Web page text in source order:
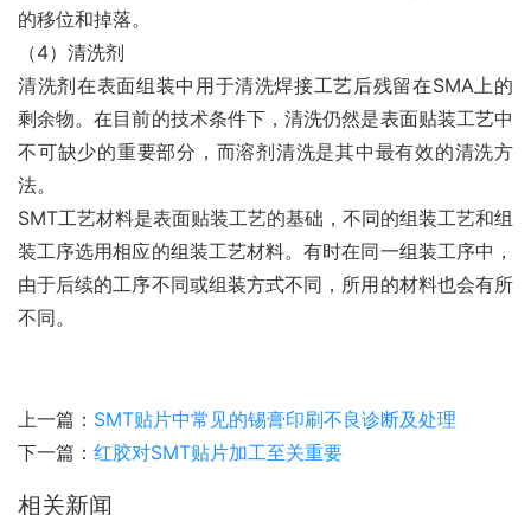
的移位和掉落。
（4）清洗剂
清洗剂在表面组装中用于清洗焊接工艺后残留在SMA上的
剩余物。在目前的技术条件下，清洗仍然是表面贴装工艺中
不可缺少的重要部分，而溶剂清洗是其中最有效的清洗方
法。
SMT工艺材料是表面贴装工艺的基础，不同的组装工艺和组
装工序选用相应的组装工艺材料。有时在同一组装工序中，
由于后续的工序不同或组装方式不同，所用的材料也会有所
不同。
上一篇： SMT贴片中常见的锡膏印刷不良诊断及处理
下一篇： 红胶对SMT贴片加工至关重要
相关新闻